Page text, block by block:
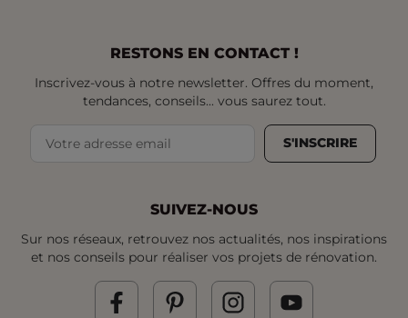
RESTONS EN CONTACT !
Inscrivez-vous à notre newsletter. Offres du moment,
tendances, conseils... vous saurez tout.
S'INSCRIRE
SUIVEZ-NOUS
Sur nos réseaux, retrouvez nos actualités, nos inspirations
et nos conseils pour réaliser vos projets de rénovation.